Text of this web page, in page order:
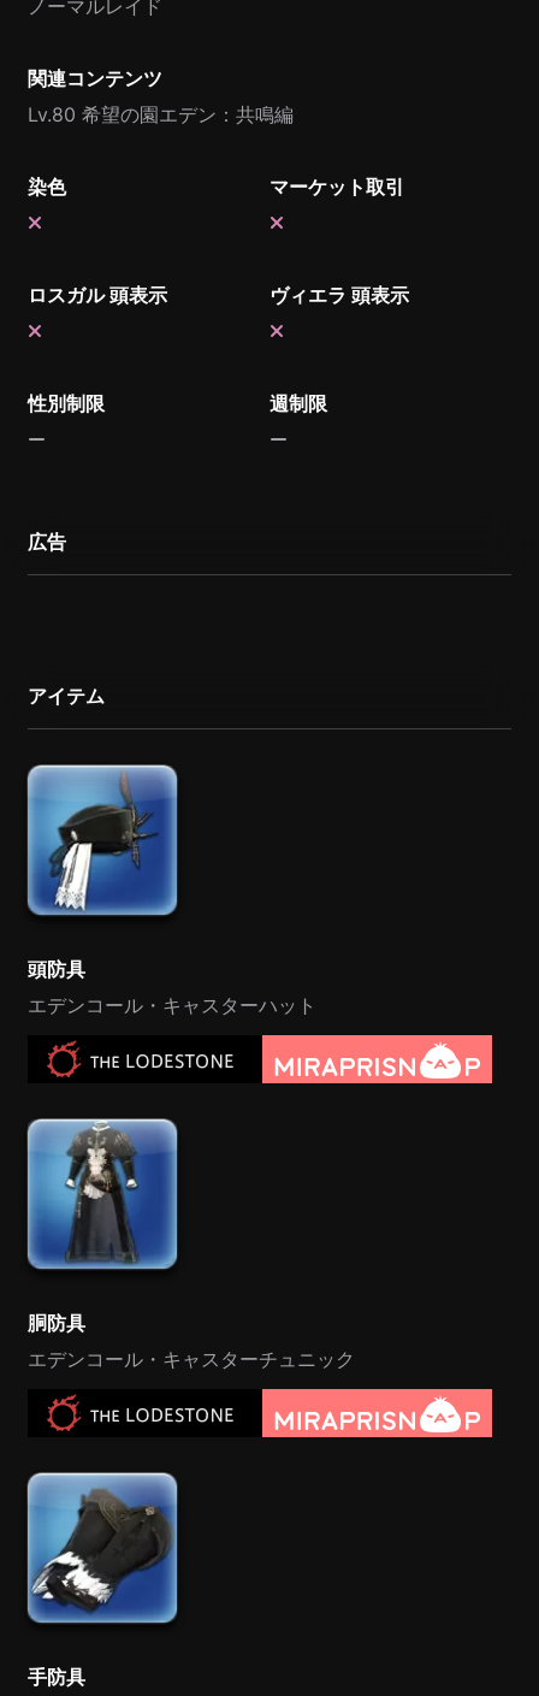
ノーマルレイド
関連コンテンツ
Lv.80 希望の園エデン：共鳴編
染色 マーケット取引
ロスガル 頭表示 ヴィエラ 頭表示
性別制限 週制限
広告
アイテム
頭防具
エデンコール・キャスターハット
胴防具
エデンコール・キャスターチュニック
手防具